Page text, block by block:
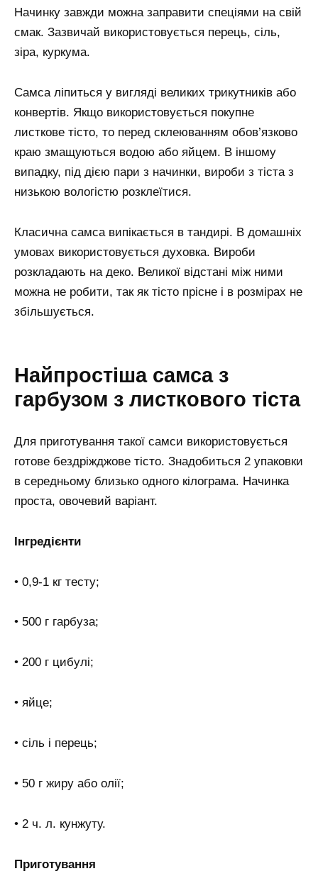
Начинку завжди можна заправити спеціями на свій
смак. Зазвичай використовується перець, сіль,
зіра, куркума.
Самса ліпиться у вигляді великих трикутників або
конвертів. Якщо використовується покупне
листкове тісто, то перед склеюванням обов’язково
краю змащуються водою або яйцем. В іншому
випадку, під дією пари з начинки, вироби з тіста з
низькою вологістю розклеїтися.
Класична самса випікається в тандирі. В домашніх
умовах використовується духовка. Вироби
розкладають на деко. Великої відстані між ними
можна не робити, так як тісто прісне і в розмірах не
збільшується.
Найпростіша самса з
гарбузом з листкового тіста
Для приготування такої самси використовується
готове бездріжджове тісто. Знадобиться 2 упаковки
в середньому близько одного кілограма. Начинка
проста, овочевий варіант.
Інгредієнти
• 0,9-1 кг тесту;
• 500 г гарбуза;
• 200 г цибулі;
• яйце;
• сіль і перець;
• 50 г жиру або олії;
• 2 ч. л. кунжуту.
Приготування